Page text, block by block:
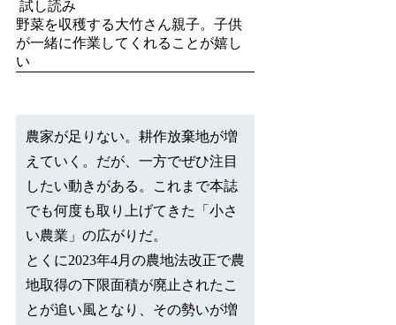
試し読み
野菜を収穫する大竹さん親子。子供
が一緒に作業してくれることが嬉し
い
農家が足りない。耕作放棄地が増
えていく。だが、一方でぜひ注目
したい動きがある。これまで本誌
でも何度も取り上げてきた「小さ
い農業」の広がりだ。
とくに2023年4月の農地法改正で農
地取得の下限面積が廃止されたこ
とが追い風となり、その勢いが増